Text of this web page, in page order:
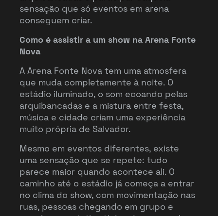
sensação que só eventos em arena
conseguem criar.
Como é assistir a um show na Arena Fonte
Nova
A Arena Fonte Nova tem uma atmosfera
que muda completamente à noite. O
estádio iluminado, o som ecoando pelas
arquibancadas e a mistura entre festa,
música e cidade criam uma experiência
muito própria de Salvador.
Mesmo em eventos diferentes, existe
uma sensação que se repete: tudo
parece maior quando acontece ali. O
caminho até o estádio já começa a entrar
no clima do show, com movimentação nas
ruas, pessoas chegando em grupo e